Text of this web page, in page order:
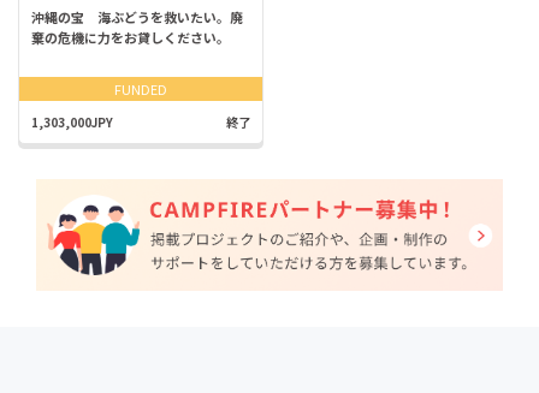
沖縄の宝 海ぶどうを救いたい。廃
棄の危機に力をお貸しください。
FUNDED
1,303,000JPY 終了